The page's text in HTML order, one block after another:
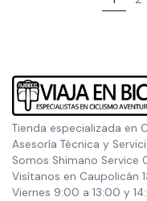
Tienda especializada en
Asesoría Técnica y
Somos Shimano Service
Visítanos en Caupolicán
Viernes 9:00 a 13:00 y